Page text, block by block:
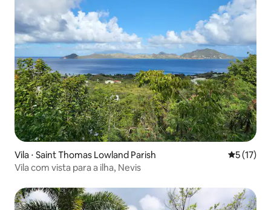
Vila ⋅ Saint Thomas Lowland Parish 5 de uma
5 (17)
Vila com vista para a ilha, Nevis